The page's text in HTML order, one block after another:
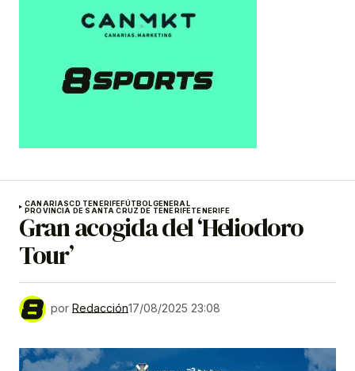
CANARIASCD TENERIFEFÚTBOLGENERAL
PROVINCIA DE SANTA CRUZ DE TENERIFETENERIFE
Gran acogida del ‘Heliodoro
Tour’
por Redacción17/08/2025 23:08